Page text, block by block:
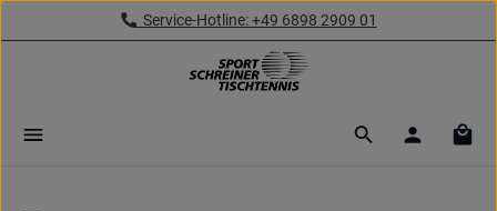
Zum Hauptinhalt springenService-Hotline: +49 6898 2909 01